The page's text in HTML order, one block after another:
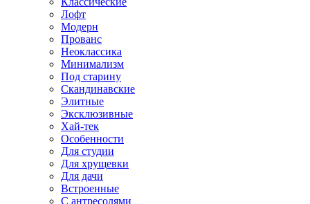
Лофт
Модерн
Прованс
Неоклассика
Минимализм
Под старину
Скандинавские
Элитные
Эксклюзивные
Хай-тек
Особенности
Для студии
Для хрущевки
Для дачи
Встроенные
С антресолями